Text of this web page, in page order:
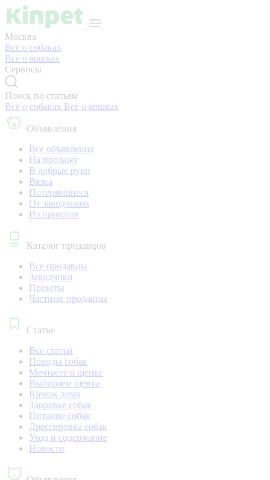
Москва
Всё о собаках
Всё о кошках
Сервисы
Поиск по статьям
Всё о собаках Всё о кошках
Объявления
Все объявления
На продажу
В добрые руки
Вязка
Потерявшиеся
От заводчиков
Из приютов
Каталог продавцов
Все продавцы
Заводчики
Приюты
Частные продавцы
Статьи
Все статьи
Породы собак
Мечтаете о щенке
Выбираем щенка
Щенок дома
Здоровье собак
Питание собак
Дрессировка собак
Уход и содержание
Новости